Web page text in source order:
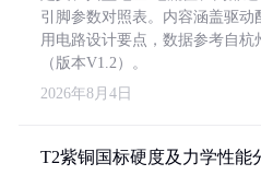
引脚参数对照表。内容涵盖驱动
用电路设计要点，数据参考自杭
（版本V1.2）。
2026年8月4日
T2紫铜国标硬度及力学性能